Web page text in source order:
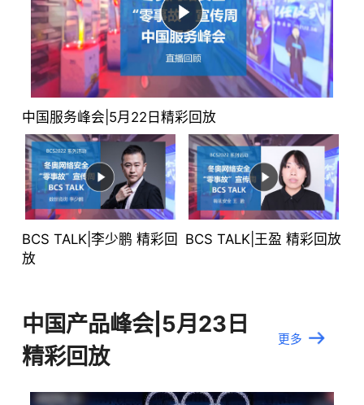
中国服务峰会|5月22日精彩回放
BCS TALK|李少鹏 精彩回
放
BCS TALK|王盈 精彩回放
中国产品峰会|5月23日
精彩回放
更多